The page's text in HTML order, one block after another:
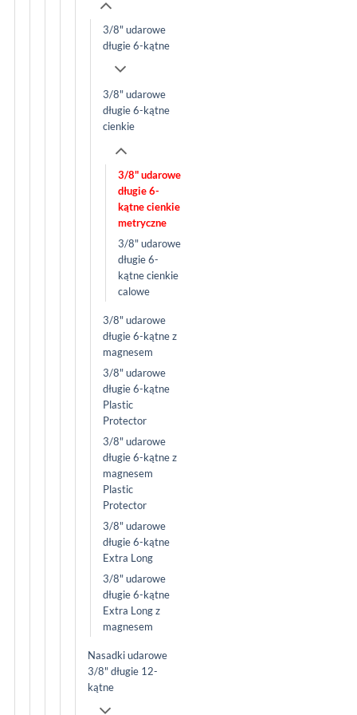
3/8" udarowe
długie 6-kątne
3/8" udarowe
długie 6-kątne
cienkie
3/8" udarowe
długie 6-
kątne cienkie
metryczne
3/8" udarowe
długie 6-
kątne cienkie
calowe
3/8" udarowe
długie 6-kątne z
magnesem
3/8" udarowe
długie 6-kątne
Plastic
Protector
3/8" udarowe
długie 6-kątne z
magnesem
Plastic
Protector
3/8" udarowe
długie 6-kątne
Extra Long
3/8" udarowe
długie 6-kątne
Extra Long z
magnesem
Nasadki udarowe
3/8" długie 12-
kątne